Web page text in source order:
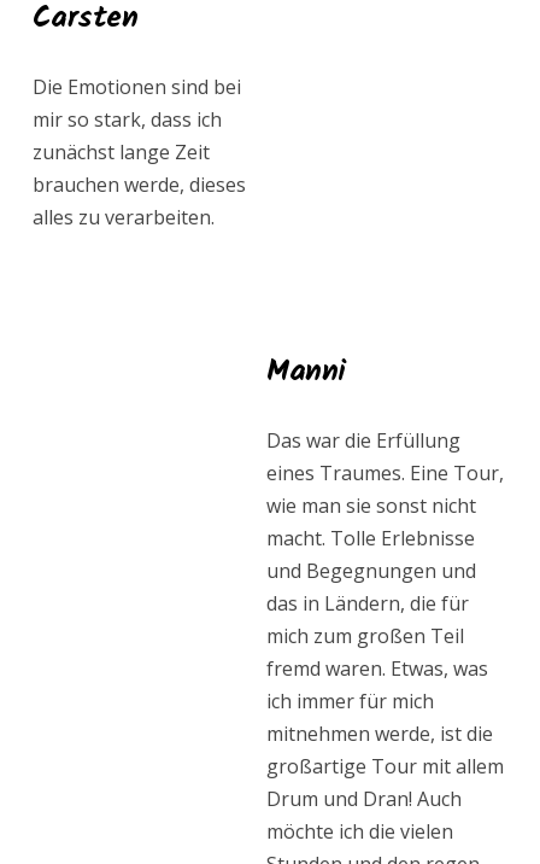
Carsten
Die Emotionen sind bei
mir so stark, dass ich
zunächst lange Zeit
brauchen werde, dieses
alles zu verarbeiten.
Manni
Das war die Erfüllung
eines Traumes. Eine Tour,
wie man sie sonst nicht
macht. Tolle Erlebnisse
und Begegnungen und
das in Ländern, die für
mich zum großen Teil
fremd waren. Etwas, was
ich immer für mich
mitnehmen werde, ist die
großartige Tour mit allem
Drum und Dran! Auch
möchte ich die vielen